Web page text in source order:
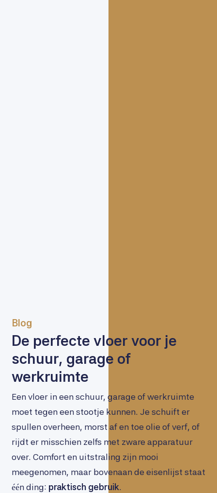
Blog
De perfecte vloer voor je
schuur, garage of
werkruimte
Een vloer in een schuur, garage of werkruimte
moet tegen een stootje kunnen. Je schuift er
spullen overheen, morst af en toe olie of verf, of
rijdt er misschien zelfs met zware apparatuur
over. Comfort en uitstraling zijn mooi
meegenomen, maar bovenaan de eisenlijst staat
één ding: praktisch gebruik.